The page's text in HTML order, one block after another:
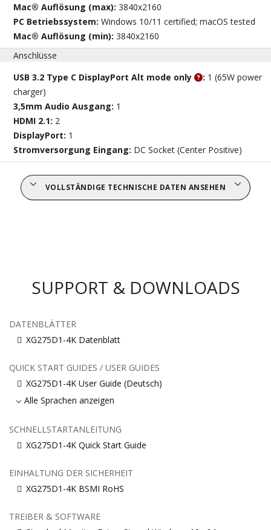
Mac® Auflösung (max):3840x2160
PC Betriebssystem:Windows 10/11 certified; macOS tested
Mac® Auflösung (min):3840x2160
Anschlüsse
USB 3.2 Type C DisplayPort Alt mode only
: 1 (65W power
charger)
3,5mm Audio Ausgang: 1
HDMI 2.1: 2
DisplayPort: 1
Stromversorgung Eingang: DC Socket (Center Positive)
VOLLSTÄNDIGE TECHNISCHE DATEN ANSEHEN
SUPPORT & DOWNLOADS
DATENBLÄTTER
XG275D1-4K Datenblatt
QUICK START GUIDES / USER GUIDES
XG275D1-4K User Guide (Deutsch)
Alle Sprachen anzeigen
SCHNELLSTARTANLEITUNG
XG275D1-4K Quick Start Guide
EINHALTUNG DER SICHERHEIT
XG275D1-4K BSMI RoHS
TREIBER & SOFTWARE